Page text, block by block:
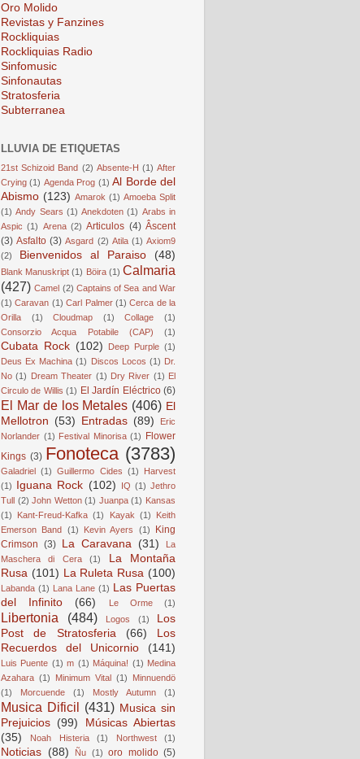
Oro Molido
Revistas y Fanzines
Rockliquias
Rockliquias Radio
Sinfomusic
Sinfonautas
Stratosferia
Subterranea
LLUVIA DE ETIQUETAS
21st Schizoid Band (2) Absente-H (1) After
Crying (1) Agenda Prog (1) Al Borde del
Abismo (123) Amarok (1) Amoeba Split
(1) Andy Sears (1) Anekdoten (1) Arabs in
Aspic (1) Arena (2) Articulos (4) Âscent
(3) Asfalto (3) Asgard (2) Atila (1) Axiom9
(2)
Bienvenidos al Paraiso (48)
Blank Manuskript (1) Böira (1) Calmaria
(427) Camel (2) Captains of Sea and War
(1) Caravan (1) Carl Palmer (1) Cerca de la
Orilla
(1) Cloudmap (1) Collage
(1)
Consorzio Acqua Potabile (CAP)
(1)
Cubata Rock (102) Deep Purple (1)
Deus Ex Machina (1) Discos Locos (1) Dr.
No (1) Dream Theater (1) Dry River (1) El
Circulo de Willis (1) El Jardín Eléctrico (6)
El Mar de los Metales (406) El
Mellotron (53) Entradas (89)
Eric
Norlander (1) Festival Minorisa (1) Flower
Kings (3) Fonoteca (3783)
Galadriel (1) Guillermo Cides (1)
Harvest
(1) Iguana Rock (102) IQ (1) Jethro
Tull (2) John Wetton (1) Juanpa (1) Kansas
(1)
Kant-Freud-Kafka (1) Kayak (1)
Keith
Emerson Band (1) Kevin Ayers (1)
King
Crimson (3) La Caravana (31)
La
Maschera di Cera
(1)
La Montaña
Rusa (101) La Ruleta Rusa (100)
Labanda (1) Lana Lane (1) Las Puertas
del Infinito
(66) Le Orme (1)
Libertonia (484) Logos (1)
Los
Post de Stratosferia
(66)
Los
Recuerdos del Unicornio
(141)
Luis Puente (1) m (1) Máquina! (1) Medina
Azahara (1) Minimum Vital (1)
Minnuendö
(1)
Morcuende (1) Mostly Autumn (1)
Musica Dificil (431) Musica sin
Prejuicios (99)
Músicas Abiertas
(35)
Noah Histeria (1) Northwest (1)
Noticias (88) Ñu (1) oro molido (5)